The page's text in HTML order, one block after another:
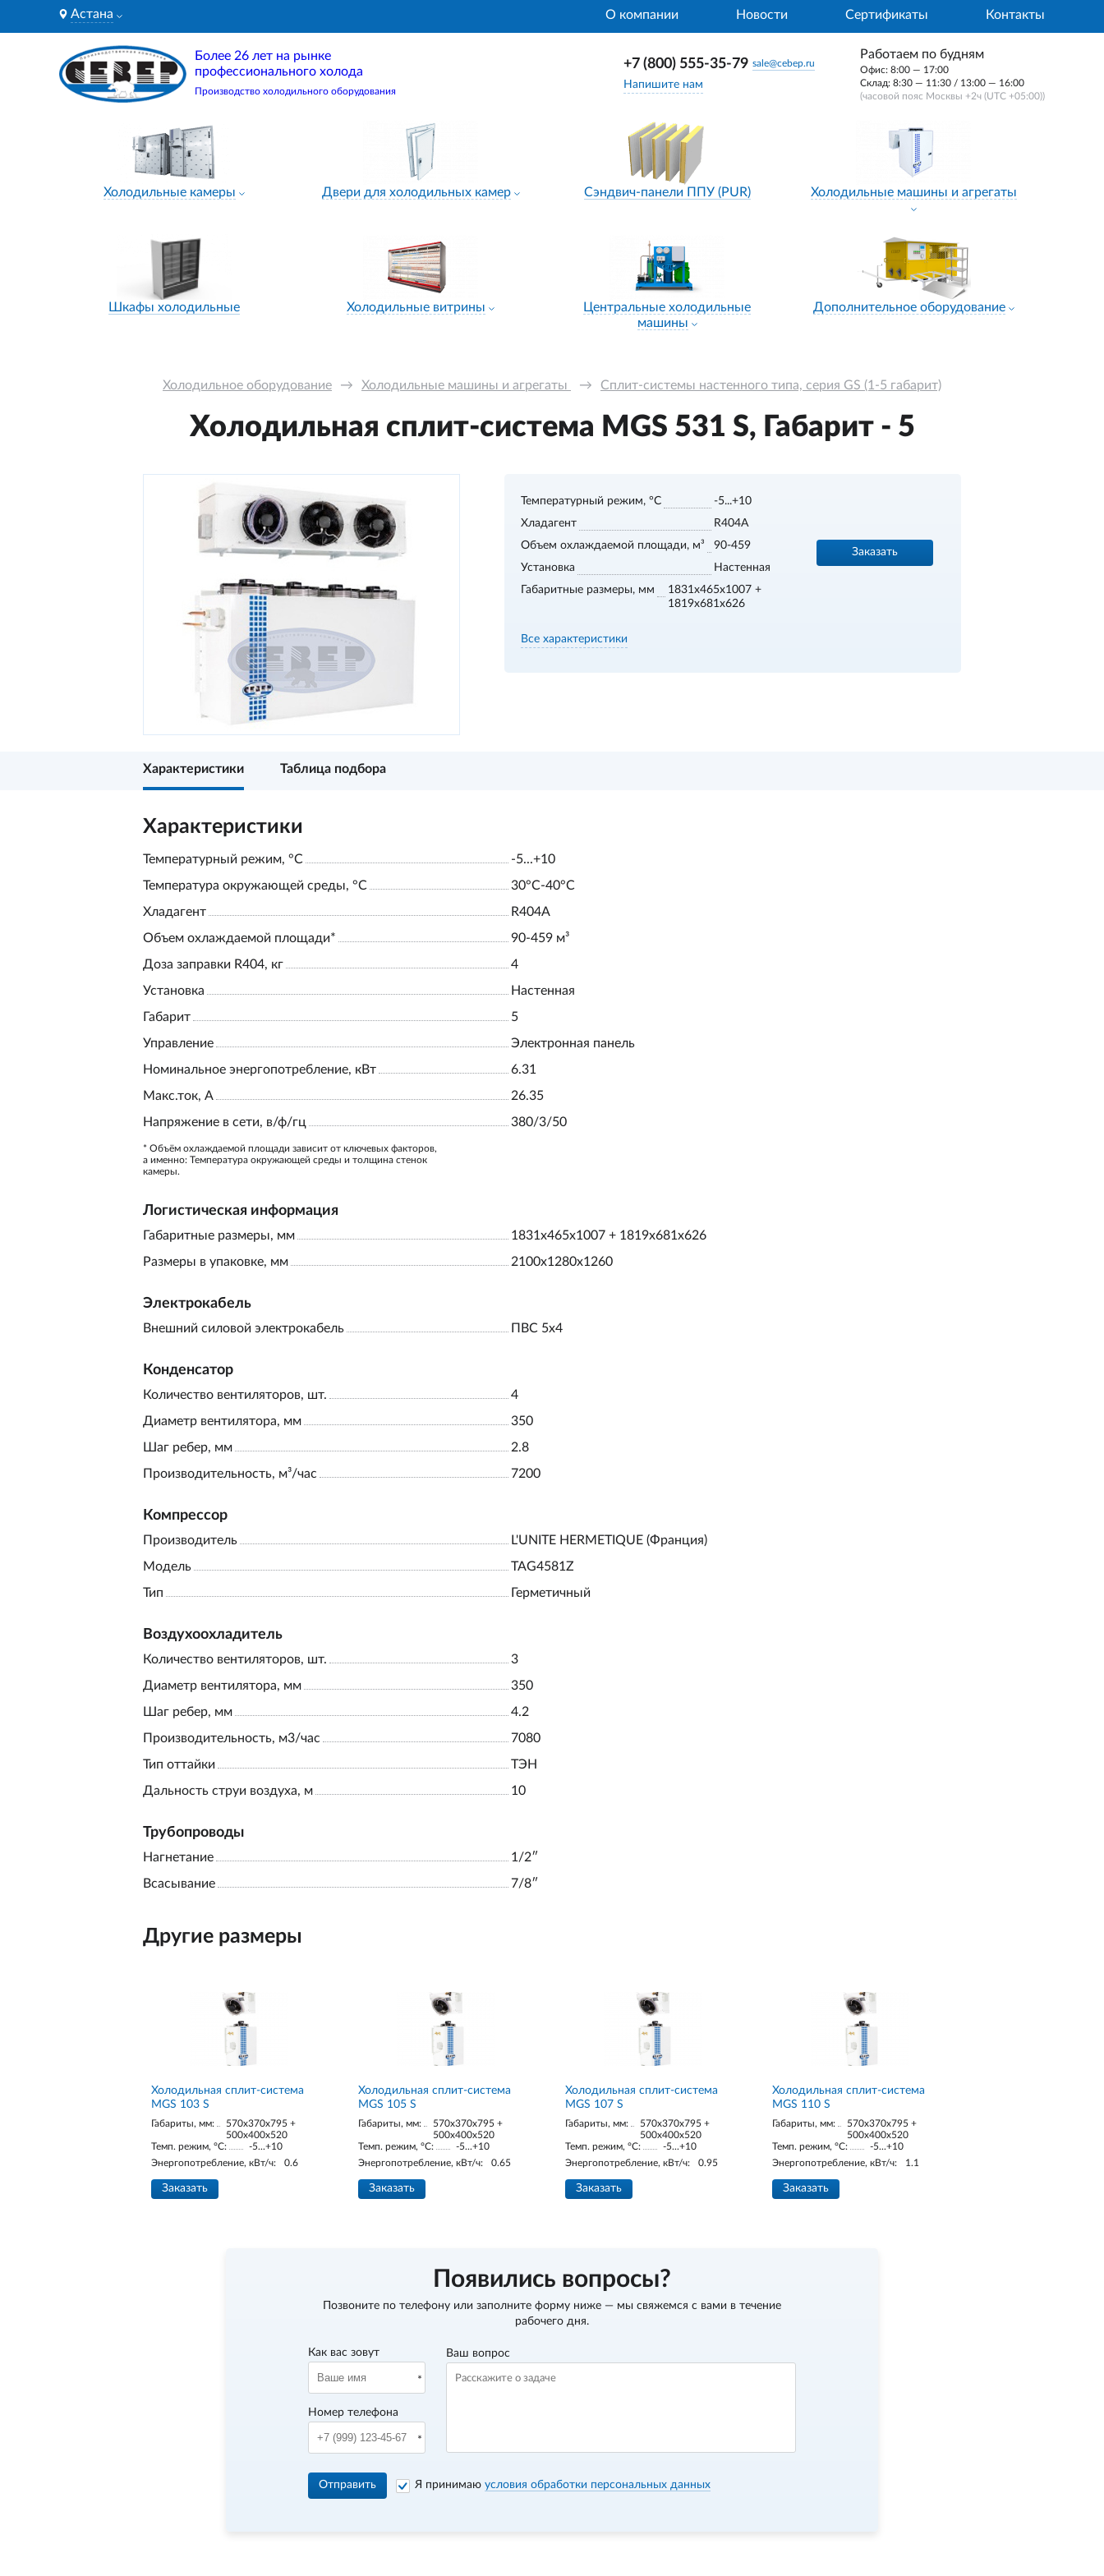
Астана О компании Новости Сертификаты Контакты
Более 26 лет на рынке
профессионального холода
Производство холодильного оборудования
+7 (800) 555-35-79 sale@cebep.ru
Напишите нам
Работаем по будням
Офис: 8:00 — 17:00
Склад: 8:30 — 11:30 / 13:00 — 16:00
(часовой пояс Москвы +2ч (UTC +05:00))
Холодильные камеры Двери для холодильных камер Сэндвич-панели ППУ (PUR) Холодильные машины и агрегаты
Шкафы холодильные Холодильные витрины
Центральные холодильные
машины
Дополнительное оборудование
Холодильное оборудование → Холодильные машины и агрегаты → Сплит-системы настенного типа, серия GS (1-5 габарит)
Холодильная сплит-система MGS 531 S, Габарит - 5
Температурный режим, °С
-5...+10
Хладагент
R404A
Объем охлаждаемой площади, м³
90-459
Установка
Настенная
Габаритные размеры, мм
1831x465x1007 +
1819x681x626
Заказать
Все характеристики
Характеристики Таблица подбора
Характеристики
Температурный режим, °С
-5...+10
Температура окружающей среды, °С
30°С-40°С
Хладагент
R404A
Объем охлаждаемой площади*
90-459 м³
Доза заправки R404, кг
4
Установка
Настенная
Габарит
5
Управление
Электронная панель
Номинальное энергопотребление, кВт
6.31
Макс.ток, А
26.35
Напряжение в сети, в/ф/гц
380/3/50
* Объём охлаждаемой площади зависит от ключевых факторов,
а именно: Температура окружающей среды и толщина стенок
камеры.
Логистическая информация
Габаритные размеры, мм
1831x465x1007 + 1819x681x626
Размеры в упаковке, мм
2100x1280x1260
Электрокабель
Внешний силовой электрокабель ПВС 5х4
Конденсатор
Количество вентиляторов, шт.
4
Диаметр вентилятора, мм
350
Шаг ребер, мм
2.8
Производительность, м³/час
7200
Компрессор
Производитель
L'UNITE HERMETIQUE (Франция)
Модель
TAG4581Z
Тип
Герметичный
Воздухоохладитель
Количество вентиляторов, шт.
3
Диаметр вентилятора, мм
350
Шаг ребер, мм
4.2
Производительность, м3/час
7080
Тип оттайки
ТЭН
Дальность струи воздуха, м
10
Трубопроводы
Нагнетание
1/2ʺ
Всасывание
7/8ʺ
Другие размеры
Холодильная сплит-система
MGS 103 S
Габариты, мм:
570x370x795 +
500x400x520
Темп. режим, °С:
-5...+10
Энергопотребление, кВт/ч:
0.6
Заказать
Холодильная сплит-система
MGS 105 S
Габариты, мм:
570x370x795 +
500x400x520
Темп. режим, °С:
-5...+10
Энергопотребление, кВт/ч:
0.65
Заказать
Холодильная сплит-система
MGS 107 S
Габариты, мм:
570x370x795 +
500x400x520
Темп. режим, °С:
-5...+10
Энергопотребление, кВт/ч:
0.95
Заказать
Холодильная сплит-система
MGS 110 S
Габариты, мм:
570x370x795 +
500x400x520
Темп. режим, °С:
-5...+10
Энергопотребление, кВт/ч:
1.1
Заказать
Появились вопросы?
Позвоните по телефону или заполните форму ниже — мы свяжемся с вами в течение
рабочего дня.
Как вас зовут
Номер телефона
Ваш вопрос
Отправить Я принимаю условия обработки персональных данных